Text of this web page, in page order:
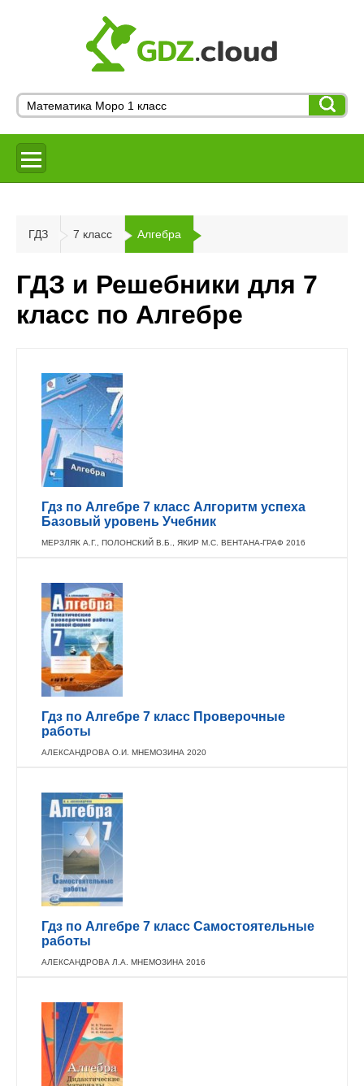
ГДЗ 7 класс Алгебра
ГДЗ и Решебники для 7
класс по Алгебре
Гдз по Алгебре 7 класс Алгоритм успеха
Базовый уровень Учебник
МЕРЗЛЯК А.Г., ПОЛОНСКИЙ В.Б., ЯКИР М.С. ВЕНТАНА-ГРАФ 2016
Гдз по Алгебре 7 класс Проверочные
работы
АЛЕКСАНДРОВА О.И. МНЕМОЗИНА 2020
Гдз по Алгебре 7 класс Самостоятельные
работы
АЛЕКСАНДРОВА Л.А. МНЕМОЗИНА 2016